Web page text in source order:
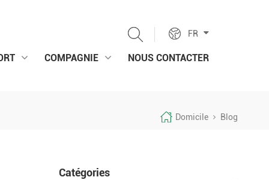
FR
COMPAGNIE NOUS CONTACTER
Domicile Blog
Catégories